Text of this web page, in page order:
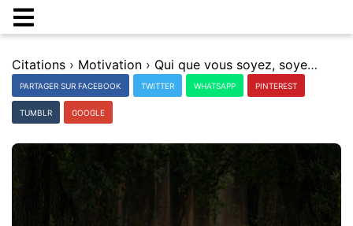
Citations › Motivation › Qui que vous soyez, soyez-le bien.
PARTAGER SUR FACEBOOK TWITTER WHATSAPP PINTEREST
TUMBLR GOOGLE